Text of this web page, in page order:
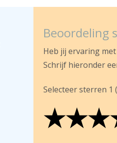
Beoordeling
Heb jij ervaring
Schrijf hieronder
Selecteer sterren 1
★
★★
★★★
★★★
★★★